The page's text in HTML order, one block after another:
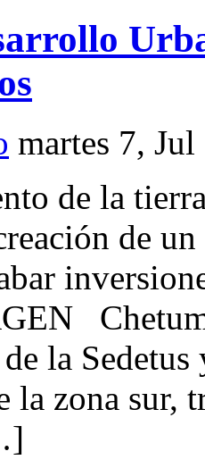
martes 7,
de la
de
la
la zona sur,